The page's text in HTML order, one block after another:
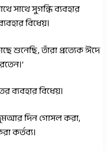
সাথে সুগন্ধি ব্যবহার
বিধেয়।
শুনেছি, তাঁরা প্রত্যেক ঈদে
বিধেয়।
কর্তব্য।